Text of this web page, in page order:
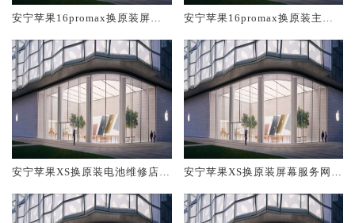
安宁苹果16promax换原装屏幕
安宁苹果16promax换原装主板
安宁苹果XS换原装电池维修店大
安宁苹果XS换原装屏幕服务网点